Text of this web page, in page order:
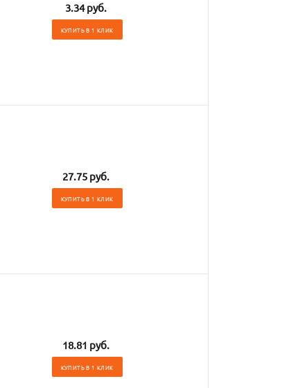
3.34 руб.
КУПИТЬ В 1 КЛИК
27.75 руб.
КУПИТЬ В 1 КЛИК
18.81 руб.
КУПИТЬ В 1 КЛИК